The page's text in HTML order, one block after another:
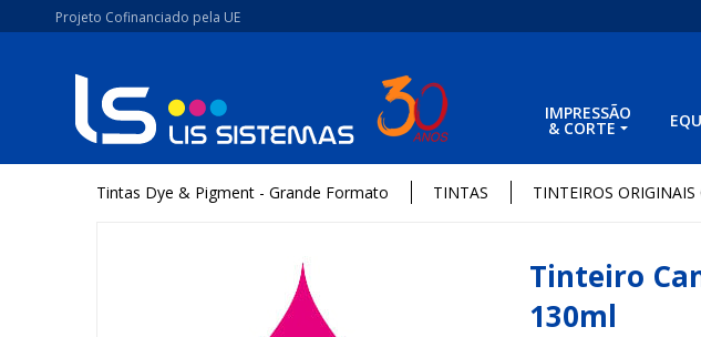
Projeto Cofinanciado pela UE
IMPRESSÃO
& CORTE
Tintas Dye & Pigment - Grande Formato TINTAS TINTEIROS
Tinteiro
130ml